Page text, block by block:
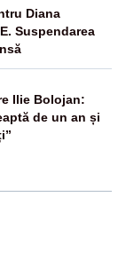
Diana
Suspendarea
Ilie Bolojan:
de un an și